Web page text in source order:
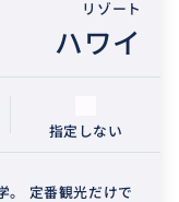
リゾート
ハワイ
指定しない
。 定番観光だけで